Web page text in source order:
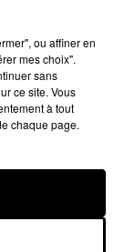
palais des
de
Un match
encourager.
ou affiner en
mes choix".
sans
ce site. Vous
à tout
chaque page.